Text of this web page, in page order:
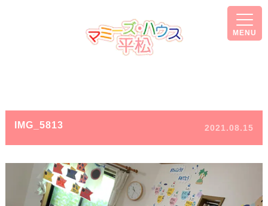
MENU
2021.08.15
IMG_5813